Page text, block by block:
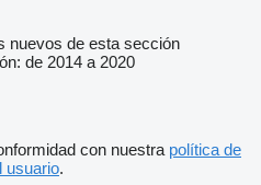
nuevos de esta sección
de 2014 a 2020
con nuestra política de
usuario.